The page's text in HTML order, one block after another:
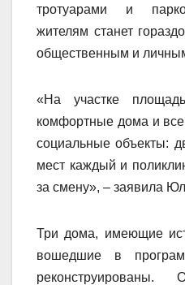
тротуарами и
жителям станет
общественным и
«На участке
комфортные дома и
социальные объекты:
мест каждый и
за смену», – заявила
Три дома, имеющие
вошедшие в